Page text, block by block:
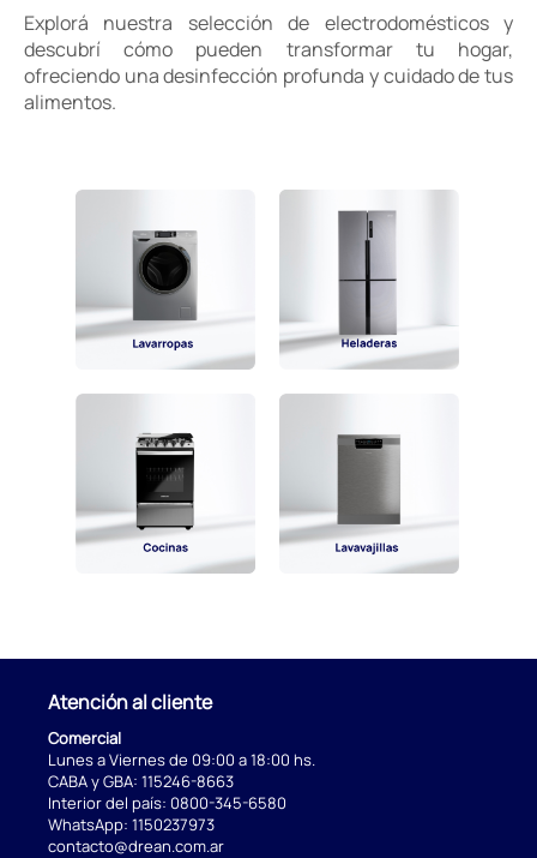
Explorá nuestra selección de electrodomésticos y
descubrí cómo pueden transformar tu hogar,
ofreciendo una desinfección profunda y cuidado de tus
alimentos.
Atención al cliente
Comercial
Lunes a Viernes de 09:00 a 18:00 hs.
CABA y GBA: 115246-8663
Interior del país: 0800-345-6580
WhatsApp: 1150237973
contacto@drean.com.ar